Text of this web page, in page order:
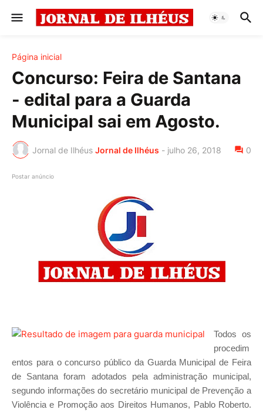
Página inicial
Concurso: Feira de Santana
- edital para a Guarda
Municipal sai em Agosto.
Jornal de Ilhéus Jornal de Ilhéus - julho 26, 2018 0
Postar anúncio
Todos os
procedim
entos para o concurso público da Guarda Municipal de Feira
de Santana foram adotados pela administração municipal,
segundo informações do secretário municipal de Prevenção a
Violência e Promoção aos Direitos Humanos, Pablo Roberto.